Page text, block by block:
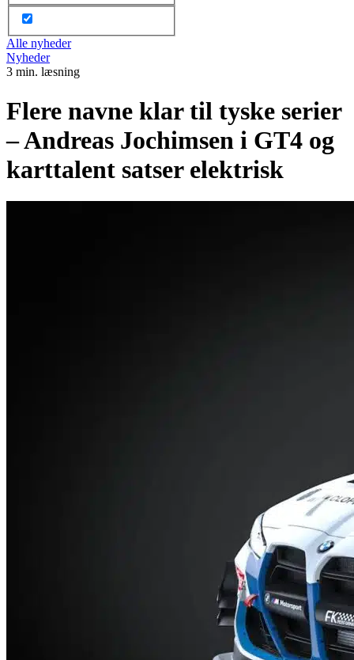
Alle nyheder
Nyheder
3 min. læsning
Flere navne klar til tyske serier
– Andreas Jochimsen i GT4 og
karttalent satser elektrisk